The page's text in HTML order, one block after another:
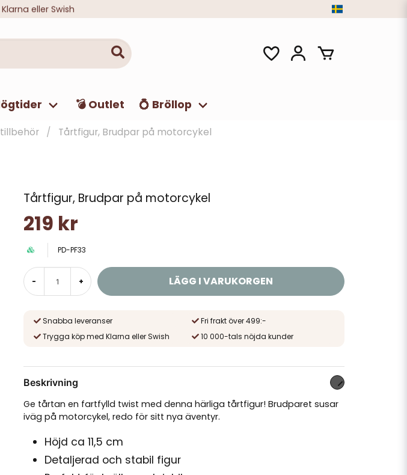
eller Swish
💣 Outlet 💍 Bröllop
Tårtfigur, Brudpar på motorcykel
Tårtfigur, Brudpar på motorcykel
219 kr
PD-PF33
- + LÄGG I VARUKORGEN
Snabba leveranser
Fri frakt över 499:-
Trygga köp med Klarna eller Swish
10 000-tals nöjda kunder
Beskrivning
Ge tårtan en fartfylld twist med denna härliga tårtfigur! Brudparet susar
iväg på motorcykel, redo för sitt nya äventyr.
Höjd ca 11,5 cm
Detaljerad och stabil figur